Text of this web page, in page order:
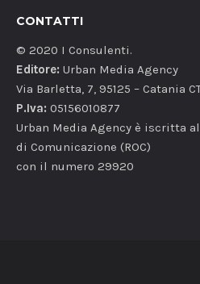
CONTATTI
© 2020 I Consulenti.
Editore: Urban Media Agency
Via Barletta, 7, 95125 – Catania
P.Iva: 05156010877
Urban Media Agency è iscritta
di Comunicazione (ROC)
con il numero 29920